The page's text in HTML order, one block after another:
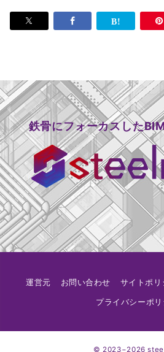
鉄骨にフォーカスした
運営元 お問い合わせ サイトポリ
プライバシーポリ
© 2023−2026